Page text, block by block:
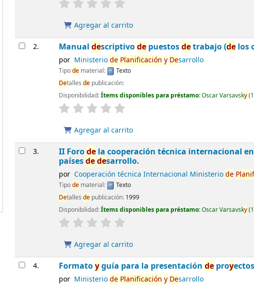
Agregar al carrito
2. Manualdescriptivode puestosdetrabajo (de los
por Ministeriode Planificación y Desarrollo
Tipode material:
Texto
Detallesde publicación:
Disponibilidad:Ítems disponibles para préstamo:Oscar Varsavsky
Agregar al carrito
3. II Forode la cooperación técnica internacional
paísesdedesarrollo.
por Cooperación técnica Internacional Ministeriode
Tipode material:
Texto
Detallesde publicación: 1999
Disponibilidad:Ítems disponibles para préstamo:Oscar Varsavsky
Agregar al carrito
4. Formatoyguía para la presentaciónde proy
por Ministeriode Planificación y Desarrollo